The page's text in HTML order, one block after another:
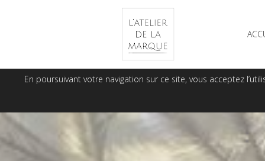
En poursuivant votre navigation sur ce site, vous acceptez